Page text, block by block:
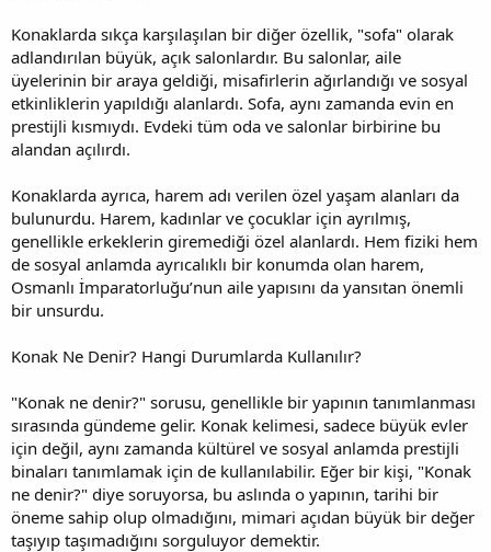
Konaklarda sıkça karşılaşılan bir diğer özellik, "sofa" olarak
adlandırılan büyük, açık salonlardır. Bu salonlar, aile
üyelerinin bir araya geldiği, misafirlerin ağırlandığı ve sosyal
etkinliklerin yapıldığı alanlardı. Sofa, aynı zamanda evin en
prestijli kısmıydı. Evdeki tüm oda ve salonlar birbirine bu
alandan açılırdı.
Konaklarda ayrıca, harem adı verilen özel yaşam alanları da
bulunurdu. Harem, kadınlar ve çocuklar için ayrılmış,
genellikle erkeklerin giremediği özel alanlardı. Hem fiziki hem
de sosyal anlamda ayrıcalıklı bir konumda olan harem,
Osmanlı İmparatorluğu’nun aile yapısını da yansıtan önemli
bir unsurdu.
Konak Ne Denir? Hangi Durumlarda Kullanılır?
"Konak ne denir?" sorusu, genellikle bir yapının tanımlanması
sırasında gündeme gelir. Konak kelimesi, sadece büyük evler
için değil, aynı zamanda kültürel ve sosyal anlamda prestijli
binaları tanımlamak için de kullanılabilir. Eğer bir kişi, "Konak
ne denir?" diye soruyorsa, bu aslında o yapının, tarihi bir
öneme sahip olup olmadığını, mimari açıdan büyük bir değer
taşıyıp taşımadığını sorguluyor demektir.